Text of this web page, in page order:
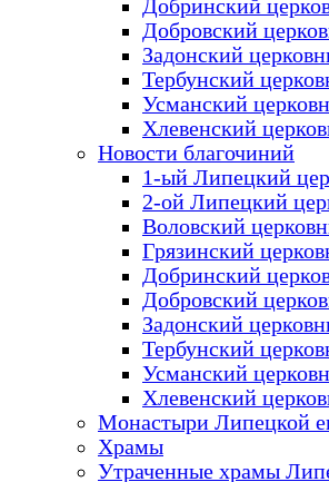
Добринский
Добровский
Задонский
Тербунский
Усманский
Хлевенский
Новости благочиний
1-ый Липецкий
2-ой Липецкий
Воловский
Грязинский
Добринский
Добровский
Задонский
Тербунский
Усманский
Хлевенский
Монастыри Липецкой
Храмы
Утраченные храмы